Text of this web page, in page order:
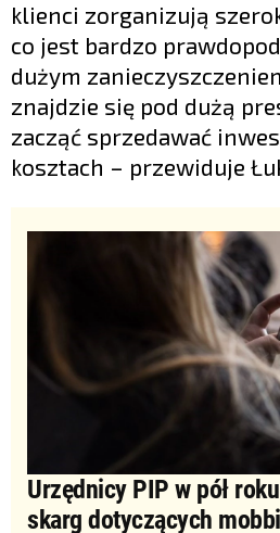
klienci zorganizują
co jest bardzo
dużym
znajdzie się pod dużą
zacząć sprzedawać
kosztach – przewiduje
Urzędnicy PIP w pół
skarg dotyczących